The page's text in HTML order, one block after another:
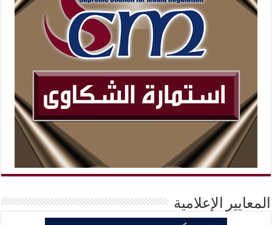
المعايير الإعلامية